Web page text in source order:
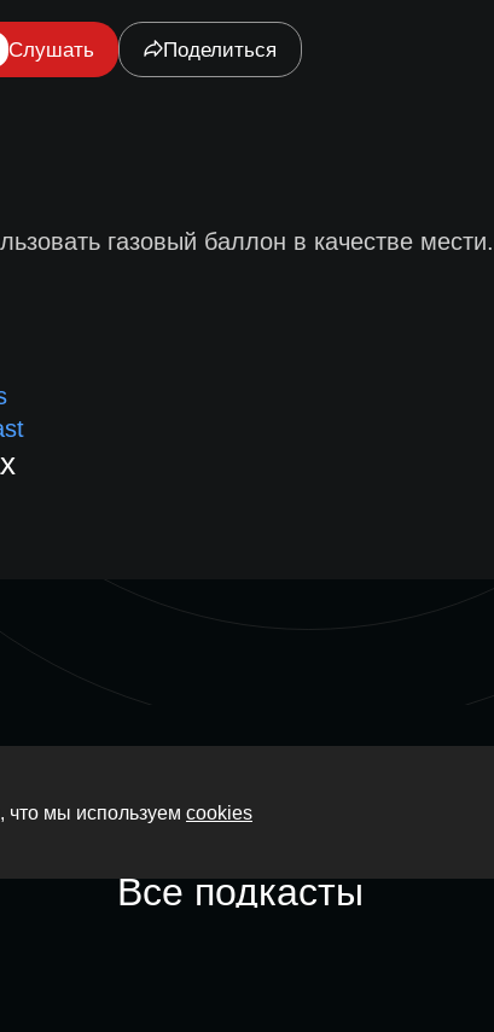
Слушать Поделиться
газовый баллон в качестве мести.
Главная
Все подкасты
что мы используем cookies